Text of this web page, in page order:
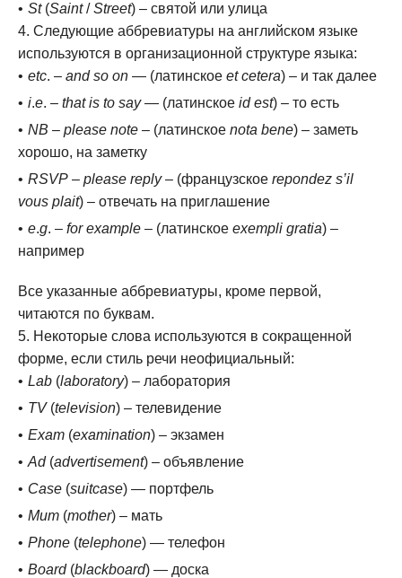
St(Saint/Street) – святой или улица
Следующие аббревиатуры на английском языке
используются в организационной структуре языка:
etc. – and so on — (латинское et cetera) – и так далее
i.e. – that is to say— (латинское id est) – то есть
NB – please note – (латинское nota bene) – заметь
хорошо, на заметку
RSVP – please reply– (французское repondez s’il
vous plait) – отвечать на приглашение
e.g. – for example – (латинское exempli gratia) –
например
Все указанные аббревиатуры, кроме первой,
читаются по буквам.
Некоторые слова используются в сокращенной
форме, если стиль речи неофициальный:
Lab (laboratory) – лаборатория
TV(television) – телевидение
Exam (examination) – экзамен
Ad(advertisement) – объявление
Case (suitcase) — портфель
Mum (mother) – мать
Phone (telephone) — телефон
Board(blackboard) — доска